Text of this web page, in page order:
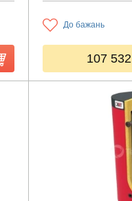
До бажань
107 532